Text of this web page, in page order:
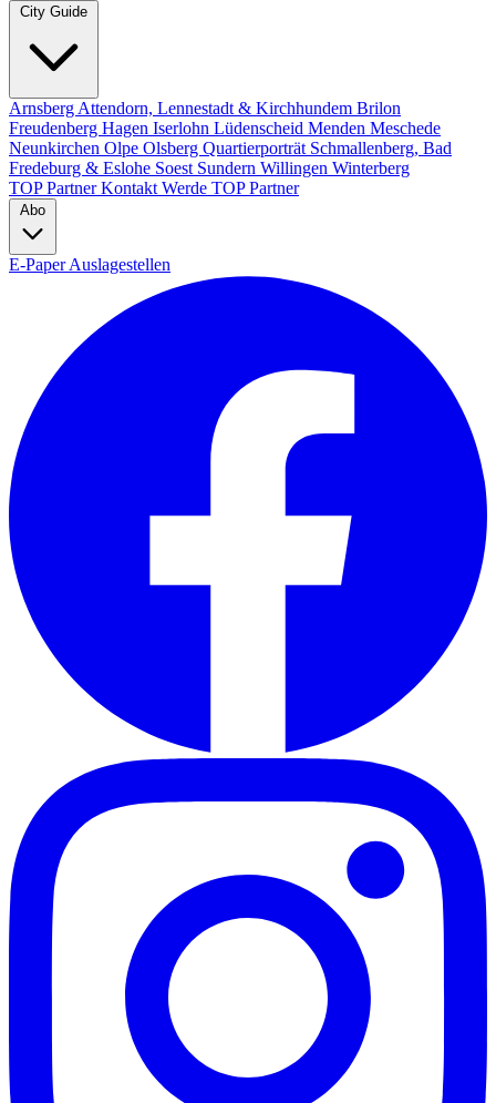
City Guide
Arnsberg Attendorn, Lennestadt & Kirchhundem Brilon
Freudenberg Hagen Iserlohn Lüdenscheid Menden Meschede
Neunkirchen Olpe Olsberg Quartierporträt Schmallenberg, Bad
Fredeburg & Eslohe Soest Sundern Willingen Winterberg
TOP PartnerKontakt Werde TOP Partner
Abo
E-PaperAuslagestellen